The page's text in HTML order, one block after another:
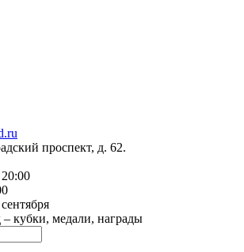
проспект, д. 62.
кубки, медали, награды